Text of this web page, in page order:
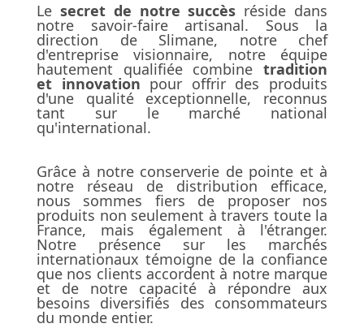
Le secret de notre succès réside dans
notre savoir-faire artisanal. Sous la
direction de Slimane, notre chef
d'entreprise visionnaire, notre équipe
hautement qualifiée combine tradition
et innovation pour offrir des produits
d'une qualité exceptionnelle, reconnus
tant sur le marché national
qu'international.
Grâce à notre conserverie de pointe et à
notre réseau de distribution efficace,
nous sommes fiers de proposer nos
produits non seulement à travers toute la
France, mais également à l'étranger.
Notre présence sur les marchés
internationaux témoigne de la confiance
que nos clients accordent à notre marque
et de notre capacité à répondre aux
besoins diversifiés des consommateurs
du monde entier.